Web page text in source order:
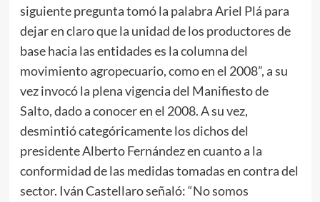
siguiente pregunta tomó la palabra Ariel Plá para
dejar en claro que la unidad de los productores de
base hacia las entidades es la columna del
movimiento agropecuario, como en el 2008”, a su
vez invocó la plena vigencia del Manifiesto de
Salto, dado a conocer en el 2008. A su vez,
desmintió categóricamente los dichos del
presidente Alberto Fernández en cuanto a la
conformidad de las medidas tomadas en contra del
sector. Iván Castellaro señaló: “No somos